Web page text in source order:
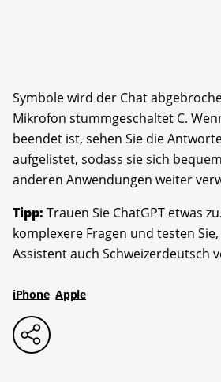
Symbole wird der Chat
Mikrofon stummgeschaltet C.
beendet ist, sehen Sie die
aufgelistet, sodass sie sich
anderen Anwendungen ­weiter
Tipp: Trauen Sie ChatGPT etwas
komplexere Fragen und testen
Assistent auch Schweizerdeutsch
iPhone Apple